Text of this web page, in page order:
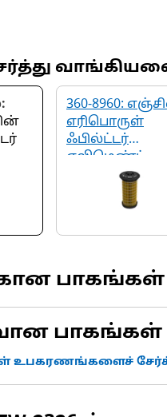
360-8960:
எரிபொருள்
ஃபில்ட்டர்
எலிமெண்ட்
உபகரணங்களைச்